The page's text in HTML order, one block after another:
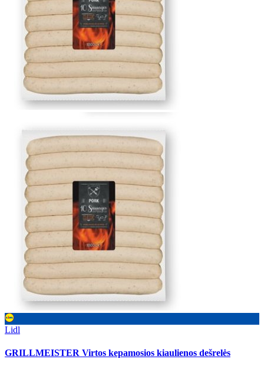
Lidl
GRILLMEISTER Virtos kepamosios kiaulienos dešrelės